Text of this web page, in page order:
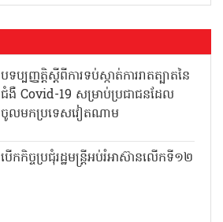
បទប្បញ្ញត្តិស្តីពីការទប់ស្កាត់ការរាតត្បាតនៃ
ជំងឺ Covid-19 សម្រាប់ប្រជាជនដែល
ចូលមកប្រទេសវៀតណាម
បើកកិច្ចប្រជុំរដ្ឋមន្ត្រីអប់រំអាស៊ានលើកទី១២